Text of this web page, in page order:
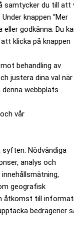
samtycker du till att
knappen “Mer
eller godkänna. Du
klicka på knappen
behandling av
justera dina val när
webbplats.
vår
Nödvändiga
analys och
geografisk
åtkomst till
bedrägerier
Rishi